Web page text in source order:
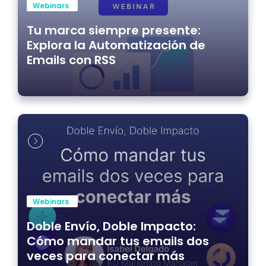
Webinars
Tu marca siempre presente:
Explora la Automatización de
Emails con RSS
Webinars
Doble Envío, Doble Impacto:
Cómo mandar tus emails dos
veces para conectar más